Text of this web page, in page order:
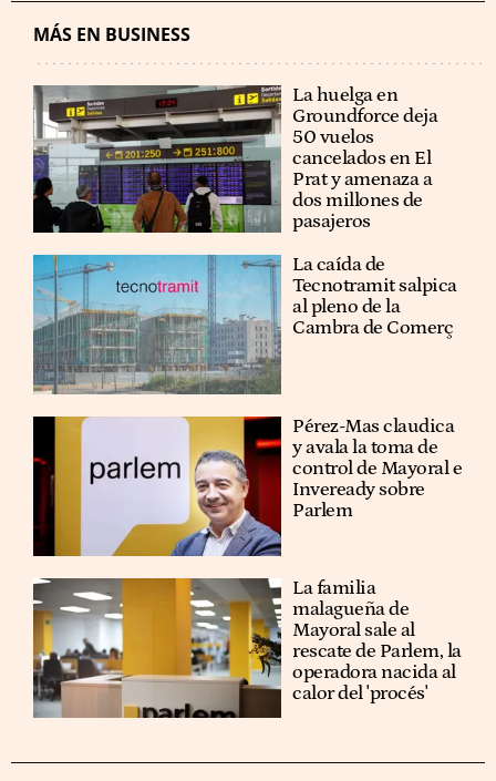
MÁS EN BUSINESS
La huelga en
Groundforce deja
50 vuelos
cancelados en El
Prat y amenaza a
dos millones de
pasajeros
La caída de
Tecnotramit salpica
al pleno de la
Cambra de Comerç
Pérez-Mas claudica
y avala la toma de
control de Mayoral e
Inveready sobre
Parlem
La familia
malagueña de
Mayoral sale al
rescate de Parlem, la
operadora nacida al
calor del 'procés'